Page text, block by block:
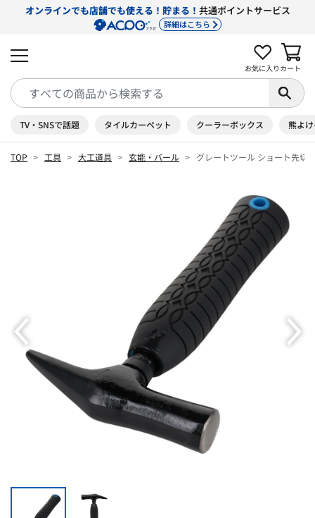
オンラインでも店舗でも使える！貯まる！ 共通ポイントサービス
詳細はこちら
お気に入り カート
TV・SNSで話題 タイルカーペット クーラーボックス 熊よ
TOP 工具 大工道具 玄能・バール グレートツール ショート先切